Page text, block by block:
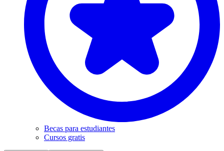
Becas para estudiantes
Cursos gratis